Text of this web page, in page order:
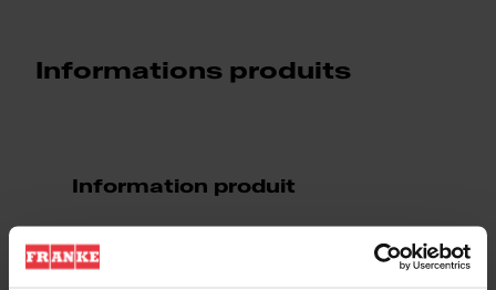
Informations produits
Information produit
EAN/UPC 7612985952101